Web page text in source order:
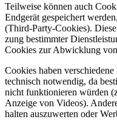
Teil­weise können auch
End­gerät gespei­chert
(Third-Party-Coo­kies).
zung bestimmter
Coo­kies zur Abwick­lung
Coo­kies haben
tech­nisch not­wendig, da
nicht funk­tio­nieren würden
Anzeige von Videos).
halten aus­zu­werten oder